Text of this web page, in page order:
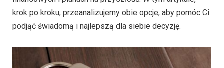
krok po kroku, przeanalizujemy obie opcje, aby pomóc Ci
podjąć świadomą i najlepszą dla siebie decyzję.